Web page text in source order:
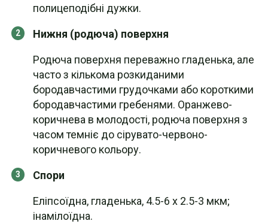
полицеподібні дужки.
Нижня (родюча) поверхня
Родюча поверхня переважно гладенька, але
часто з кількома розкиданими
бородавчастими грудочками або короткими
бородавчастими гребенями. Оранжево-
коричнева в молодості, родюча поверхня з
часом темніє до сірувато-червоно-
коричневого кольору.
Спори
Еліпсоїдна, гладенька, 4.5-6 x 2.5-3 мкм;
інамілоїдна.